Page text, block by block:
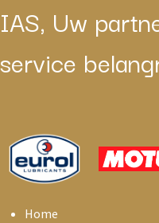
IAS, Uw
service
Home